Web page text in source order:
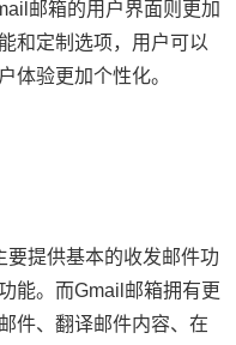
邮箱的用户界面则更加
和定制选项，用户可以
体验更加个性化。
要提供基本的收发邮件功
能。而Gmail邮箱拥有更
件、翻译邮件内容、在